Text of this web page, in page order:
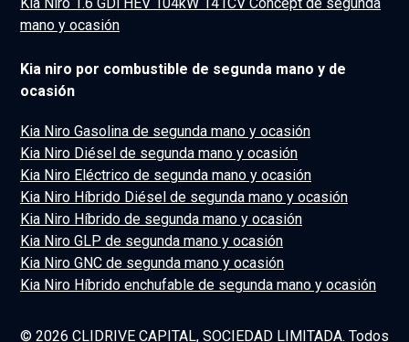
mano y ocasión
Kia niro por combustible de segunda mano y de
ocasión
Kia Niro Gasolina de segunda mano y ocasión
Kia Niro Diésel de segunda mano y ocasión
Kia Niro Eléctrico de segunda mano y ocasión
Kia Niro Híbrido Diésel de segunda mano y ocasión
Kia Niro Híbrido de segunda mano y ocasión
Kia Niro GLP de segunda mano y ocasión
Kia Niro GNC de segunda mano y ocasión
Kia Niro Híbrido enchufable de segunda mano y ocasión
© 2026 CLIDRIVE CAPITAL, SOCIEDAD LIMITADA. Todos